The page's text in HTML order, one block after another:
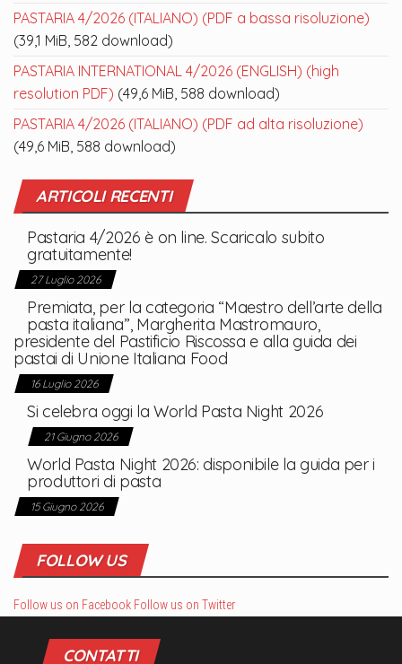
PASTARIA 4/2026 (ITALIANO) (PDF a bassa risoluzione)
(39,1 MiB, 582 download)
PASTARIA INTERNATIONAL 4/2026 (ENGLISH) (high
resolution PDF) (49,6 MiB, 588 download)
PASTARIA 4/2026 (ITALIANO) (PDF ad alta risoluzione)
(49,6 MiB, 588 download)
ARTICOLI RECENTI
Pastaria 4/2026 è on line. Scaricalo
subito gratuitamente!
Premiata, per la categoria “Maestro
dell’arte della pasta italiana”,
Margherita Mastromauro, presidente
16 Luglio 2026
Si celebra oggi la World Pasta Night
2026
21 Giugno 2026
guida per i produttori di pasta
15 Giugno 2026
FOLLOW US